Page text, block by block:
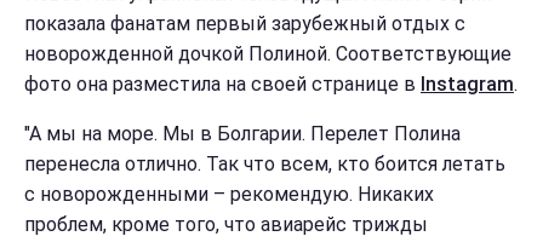
показала фанатам первый зарубежный отдых с
новорожденной дочкой Полиной. Соответствующие
фото она разместила на своей странице в Instagram.
"А мы на море. Мы в Болгарии. Перелет Полина
перенесла отлично. Так что всем, кто боится летать
с новорожденными – рекомендую. Никаких
проблем, кроме того, что авиарейс трижды